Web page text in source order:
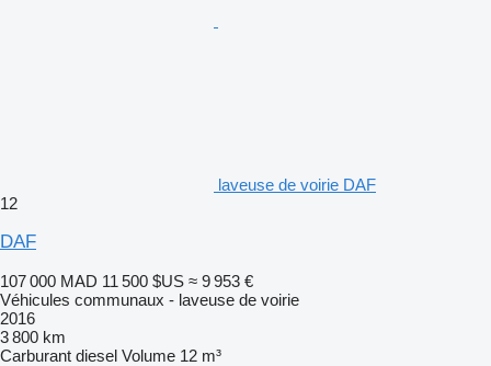
laveuse de voirie DAF
12
DAF
107 000 MAD 11 500 $US ≈ 9 953 €
Véhicules communaux - laveuse de voirie
2016
3 800 km
Carburant diesel Volume 12 m³